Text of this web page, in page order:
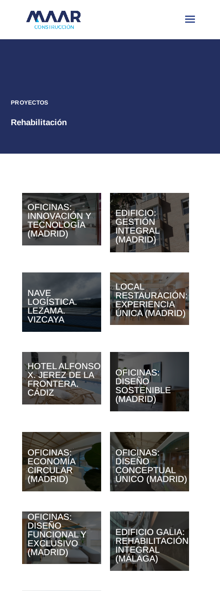
PROYECTOS
Rehabilitación
OFICINAS:
INNOVACIÓN Y
TECNOLOGÍA
(MADRID)
EDIFICIO:
GESTIÓN
INTEGRAL
(MADRID)
NAVE
LOGÍSTICA.
LEZAMA.
VIZCAYA
LOCAL
RESTAURACIÓN:
EXPERIENCIA
ÚNICA (MADRID)
HOTEL ALFONSO
X. JEREZ DE LA
FRONTERA.
CÁDIZ
OFICINAS:
DISEÑO
SOSTENIBLE
(MADRID)
OFICINAS:
ECONOMÍA
CIRCULAR
(MADRID)
OFICINAS:
DISEÑO
CONCEPTUAL
ÚNICO (MADRID)
OFICINAS:
DISEÑO
FUNCIONAL Y
EXCLUSIVO
(MADRID)
EDIFICIO GALIA:
REHABILITACIÓN
INTEGRAL
(MÁLAGA)